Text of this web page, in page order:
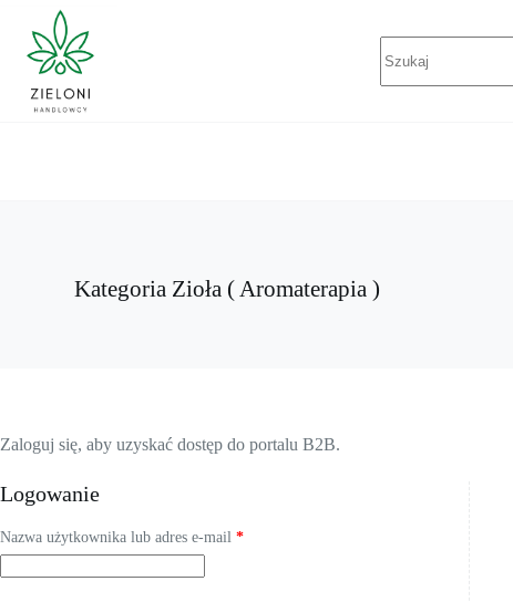
treści
wyników
Kategoria Zioła ( Aromaterapia )
Zaloguj się, aby uzyskać dostęp do portalu B2B.
Logowanie
Nazwa użytkownika lub adres e-mail *Wymagane